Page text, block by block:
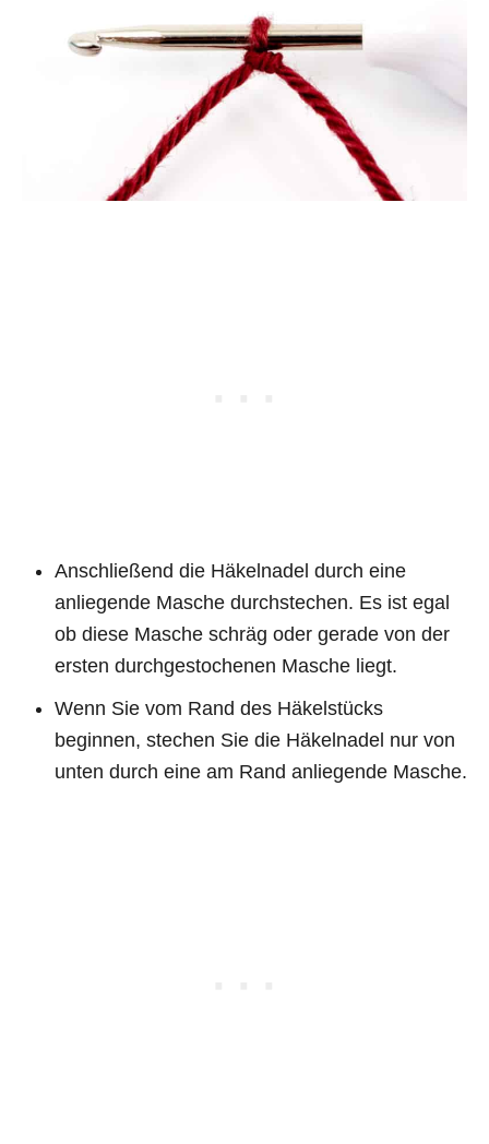
Anschließend die Häkelnadel durch eine
anliegende Masche durchstechen. Es ist egal
ob diese Masche schräg oder gerade von der
ersten durchgestochenen Masche liegt.
Wenn Sie vom Rand des Häkelstücks
beginnen, stechen Sie die Häkelnadel nur von
unten durch eine am Rand anliegende Masche.